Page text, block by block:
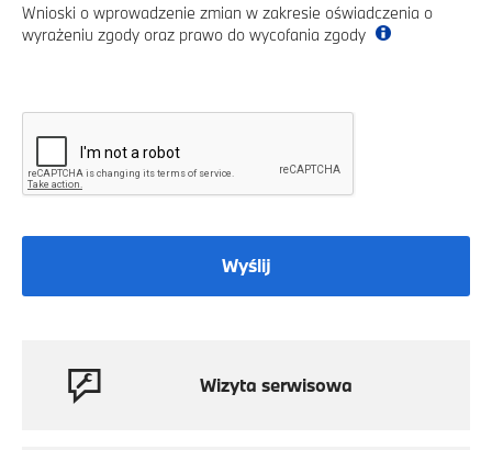
Wnioski o wprowadzenie zmian w zakresie oświadczenia o
wyrażeniu zgody oraz prawo do wycofania zgody
Wyślij
Wizyta serwisowa